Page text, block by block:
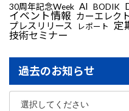
30周年記念Week AI BODIK
イベント情報 カーエレク
プレスリリース
レポート 定
技術セミナー
過去のお知らせ